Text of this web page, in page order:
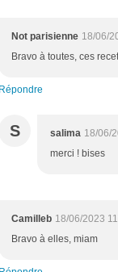
Not parisienne 18/06/
Bravo à toutes, ces
Répondre
S salima 18/06/
merci ! bises
Camilleb 18/06/2023
Bravo à elles, miam